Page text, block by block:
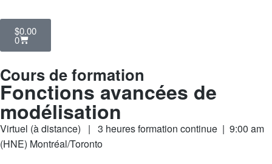
$0.00
0
Cours de formation
Fonctions avancées de
modélisation
Virtuel (à distance) | 3 heures formation continue | 9:00 am
(HNE) Montréal/Toronto